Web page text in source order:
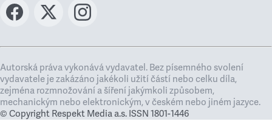
Autorská práva vykonává vydavatel. Bez písemného svolení
vydavatele je zakázáno jakékoli užití částí nebo celku díla,
zejména rozmnožování a šíření jakýmkoli způsobem,
mechanickým nebo elektronickým, v českém nebo jiném jazyce.
© Copyright Respekt Media a.s. ISSN 1801-1446